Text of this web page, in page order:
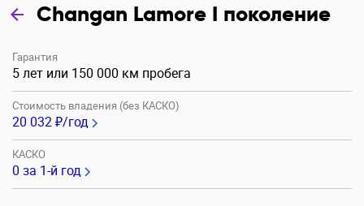
Changan Lamore I поколение
Гарантия
5 лет или 150 000 км пробега
Стоимость владения (без КАСКО)
20 032 ₽/год
КАСКО
0 за 1-й год